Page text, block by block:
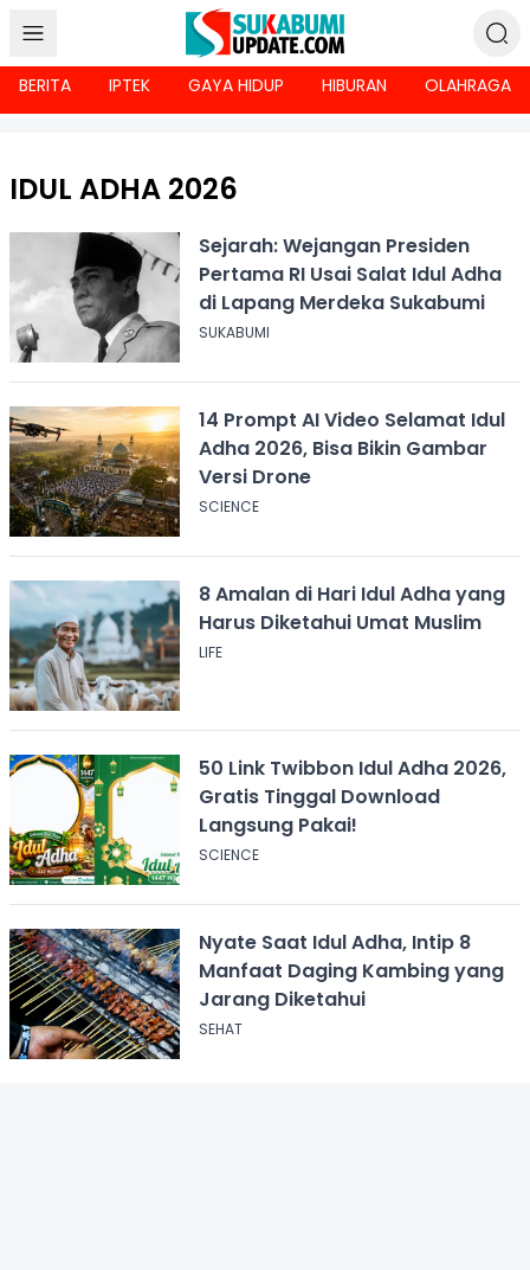
BERITA IPTEK GAYA HIDUP HIBURAN OLAHRAGA
IDUL ADHA 2026
Sejarah: Wejangan Presiden
Pertama RI Usai Salat Idul Adha
di Lapang Merdeka Sukabumi
SUKABUMI
14 Prompt AI Video Selamat Idul
Adha 2026, Bisa Bikin Gambar
Versi Drone
SCIENCE
8 Amalan di Hari Idul Adha yang
Harus Diketahui Umat Muslim
LIFE
50 Link Twibbon Idul Adha 2026,
Gratis Tinggal Download
Langsung Pakai!
SCIENCE
Nyate Saat Idul Adha, Intip 8
Manfaat Daging Kambing yang
Jarang Diketahui
SEHAT